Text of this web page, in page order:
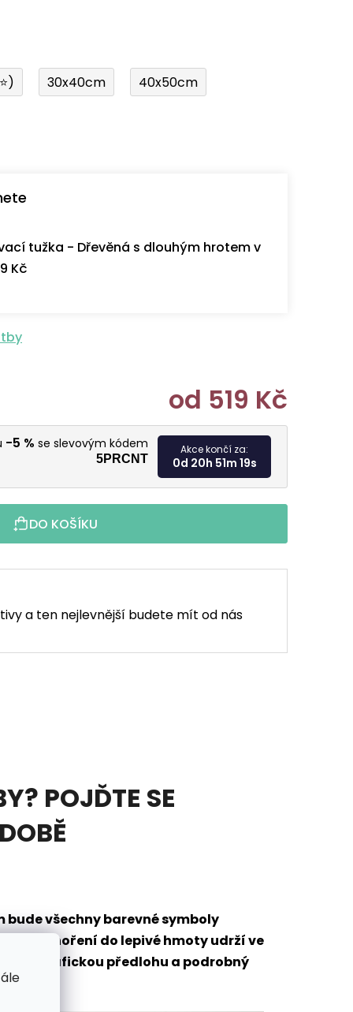
30x40cm 40x50cm
tužka - Dřevěná s dlouhým hrotem v
Kč
od 519 Kč
Měrná
-5 % se slevovým kódem
5PRCNT
Akce končí za:
0d 20h 51m 17s
DO KOŠÍKU
a ten nejlevnější budete mít od nás
POJĎTE SE
všechny barevné symboly
po ponoření do lepivé hmoty udrží ve
grafickou předlohu a podrobný